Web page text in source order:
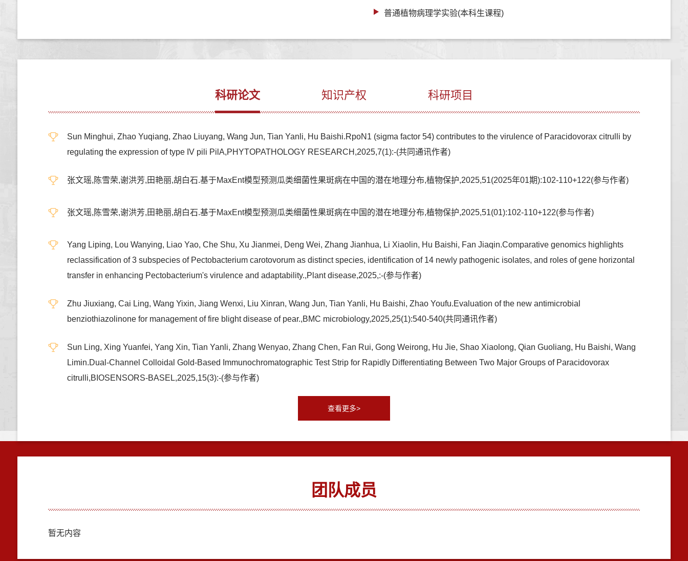
普通植物病理学实验(本科生课程)
科研论文 知识产权 科研项目
Sun Minghui, Zhao Yuqiang, Zhao Liuyang, Wang Jun, Tian Yanli, Hu Baishi.RpoN1 (sigma factor 54) contributes to the virulence of Paracidovorax citrulli by
regulating the expression of type IV pili PilA,PHYTOPATHOLOGY RESEARCH,2025,7(1):-(共同通讯作者)
张文瑶,陈雪荣,谢洪芳,田艳丽,胡白石.基于MaxEnt模型预测瓜类细菌性果斑病在中国的潜在地理分布,植物保护,2025,51(2025年01期):102-110+122(参与作者)
张文瑶,陈雪荣,谢洪芳,田艳丽,胡白石.基于MaxEnt模型预测瓜类细菌性果斑病在中国的潜在地理分布,植物保护,2025,51(01):102-110+122(参与作者)
Yang Liping, Lou Wanying, Liao Yao, Che Shu, Xu Jianmei, Deng Wei, Zhang Jianhua, Li Xiaolin, Hu Baishi, Fan Jiaqin.Comparative genomics highlights
reclassification of 3 subspecies of Pectobacterium carotovorum as distinct species, identification of 14 newly pathogenic isolates, and roles of gene horizontal
transfer in enhancing Pectobacterium's virulence and adaptability.,Plant disease,2025,:-(参与作者)
Zhu Jiuxiang, Cai Ling, Wang Yixin, Jiang Wenxi, Liu Xinran, Wang Jun, Tian Yanli, Hu Baishi, Zhao Youfu.Evaluation of the new antimicrobial
benziothiazolinone for management of fire blight disease of pear.,BMC microbiology,2025,25(1):540-540(共同通讯作者)
Sun Ling, Xing Yuanfei, Yang Xin, Tian Yanli, Zhang Wenyao, Zhang Chen, Fan Rui, Gong Weirong, Hu Jie, Shao Xiaolong, Qian Guoliang, Hu Baishi, Wang
Limin.Dual-Channel Colloidal Gold-Based Immunochromatographic Test Strip for Rapidly Differentiating Between Two Major Groups of Paracidovorax
citrulli,BIOSENSORS-BASEL,2025,15(3):-(参与作者)
查看更多>
团队成员
暂无内容